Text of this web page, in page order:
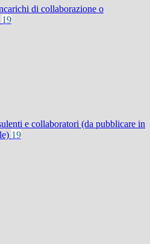
di collaborazione o
19
e collaboratori (da pubblicare in
19